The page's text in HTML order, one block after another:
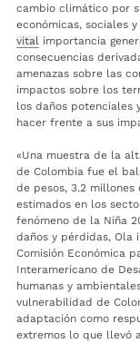
cambio climático por
económicas, sociales
vital importancia
consecuencias
amenazas sobre las
impactos sobre los
los daños potenciales
hacer frente a sus
«Una muestra de la
de Colombia fue el
de pesos, 3.2
estimados en los
fenómeno de la Niña
daños y pérdidas, Ola
Comisión Económica
Interamericano de
humanas y
vulnerabilidad de
adaptación como
extremos lo que llevó